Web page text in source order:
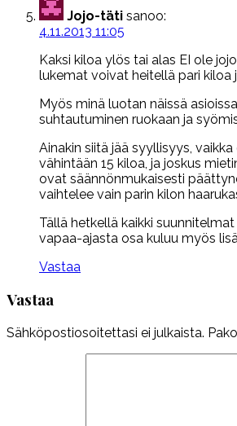
Jojo-täti sanoo:
4.11.2013 11:05
Kaksi kiloa ylös tai alas EI ole
lukemat voivat heitellä pari kiloa
Myös minä luotan näissä
suhtautuminen ruokaan ja
Ainakin siitä jää syyllisyys,
vähintään 15 kiloa, ja joskus
ovat säännönmukaisesti
vaihtelee vain parin kilon
Tällä hetkellä kaikki
vapaa-ajasta osa kuluu myös
Vastaa
Vastaa
Sähköpostiosoitettasi ei julkaista.